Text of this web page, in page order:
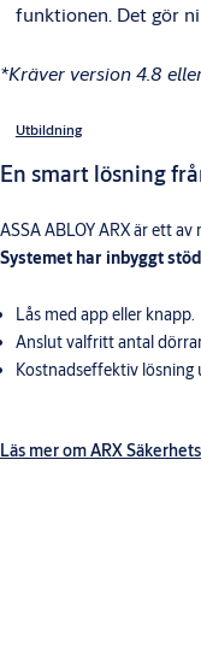
funktionen. Det gör
*Kräver version 4.8
Utbildning
En smart lösning
ASSA ABLOY ARX är ett
Systemet har inbyggt
Lås med app eller knapp.
Anslut valfritt antal
Kostnadseffektiv lösning
Läs mer om ARX